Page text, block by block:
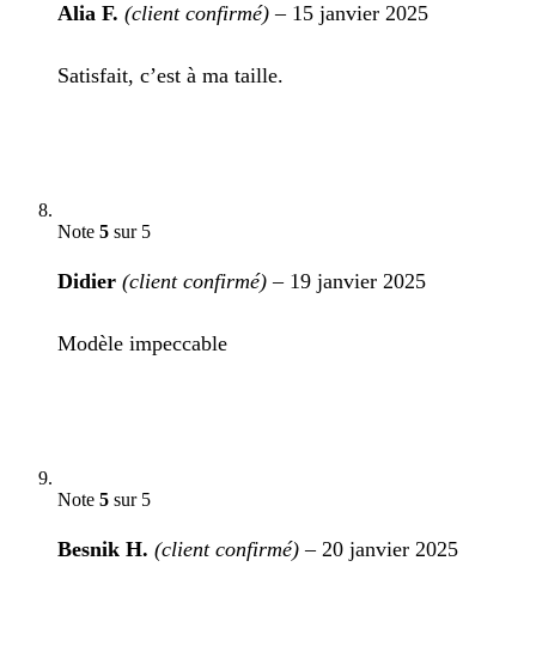
Alia F. (client confirmé) – 15 janvier 2025
Satisfait, c’est à ma taille.
Note 5 sur 5
Didier (client confirmé) – 19 janvier 2025
Modèle impeccable
Note 5 sur 5
Besnik H. (client confirmé) – 20 janvier 2025